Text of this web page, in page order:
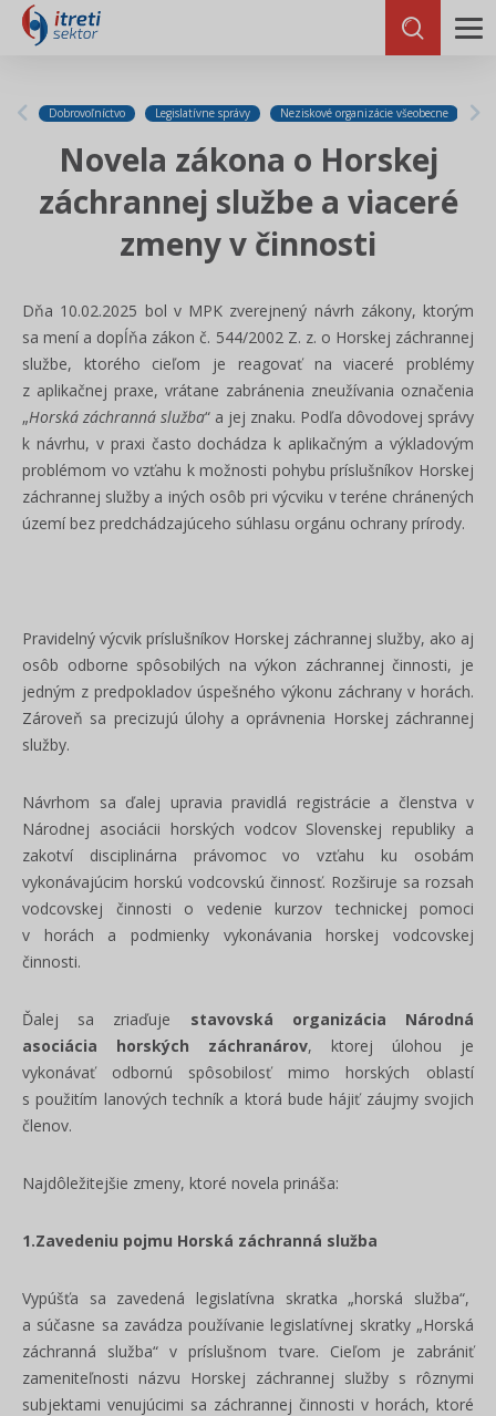
Dobrovoľníctvo Legislatívne správy Neziskové organizácie všeobecne
Novela zákona o Horskej
záchrannej službe a viaceré
zmeny v činnosti
Dňa 10.02.2025 bol v MPK zverejnený návrh zákony, ktorým
sa mení a dopĺňa zákon č. 544/2002 Z. z. o Horskej záchrannej
službe, ktorého cieľom je reagovať naviaceré problémy
z aplikačnej praxe, vrátane zabránenia zneužívania označenia
„Horská záchranná služba“ a jej znaku. Podľa dôvodovej správy
k návrhu, v praxi často dochádza k aplikačným a výkladovým
problémom vo vzťahu k možnosti pohybu príslušníkov Horskej
záchrannej služby a iných osôb pri výcviku v teréne chránených
území bez predchádzajúceho súhlasu orgánu ochrany prírody.
Pravidelný výcvik príslušníkov Horskej záchrannej služby, ako aj
osôb odborne spôsobilých na výkon záchrannej činnosti, je
jedným z predpokladov úspešného výkonu záchrany v horách.
Zároveň sa precizujú úlohy a oprávnenia Horskej záchrannej
služby.
Návrhom sa ďalej upravia pravidlá registrácie a členstva v
Národnej asociácii horských vodcov Slovenskej republiky a
zakotví disciplinárna právomoc vo vzťahu ku osobám
vykonávajúcim horskú vodcovskú činnosť. Rozširuje sa rozsah
vodcovskej činnosti o vedenie kurzov technickej pomoci
v horách a podmienky vykonávania horskej vodcovskej
činnosti.
Ďalej sa zriaďuje stavovská organizácia Národná
asociácia horských záchranárov, ktorej úlohou je
vykonávať odbornú spôsobilosť mimo horských oblastí
s použitím lanových techník a ktorá bude hájiť záujmy svojich
členov.
Najdôležitejšie zmeny, ktoré novela prináša:
1.Zavedeniu pojmu Horská záchranná služba
Vypúšťa sa zavedená legislatívna skratka „horská služba“,
a súčasne sa zavádza používanie legislatívnej skratky „Horská
záchranná služba“ v príslušnom tvare. Cieľom je zabrániť
zameniteľnosti názvu Horskej záchrannej služby s rôznymi
subjektami venujúcimi sa záchrannej činnosti v horách, ktoré